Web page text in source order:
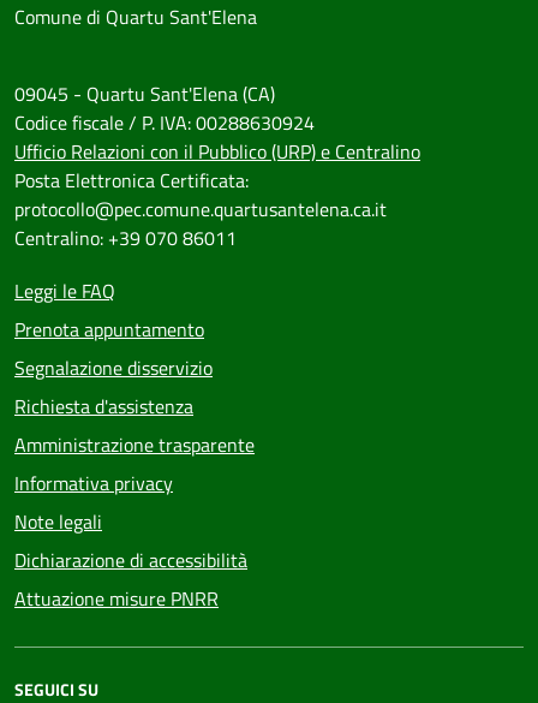
Comune di Quartu Sant'Elena
09045 - Quartu Sant'Elena (CA)
Codice fiscale / P. IVA: 00288630924
Ufficio Relazioni con il Pubblico (URP) e Centralino
Posta Elettronica Certificata:
protocollo@pec.comune.quartusantelena.ca.it
Centralino: +39 070 86011
Leggi le FAQ
Prenota appuntamento
Segnalazione disservizio
Richiesta d'assistenza
Amministrazione trasparente
Informativa privacy
Note legali
Dichiarazione di accessibilità
Attuazione misure PNRR
SEGUICI SU